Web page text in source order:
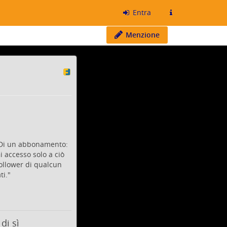
Entra
Menzione
un abbonamento:
solo a ciò
di qualcun
sì